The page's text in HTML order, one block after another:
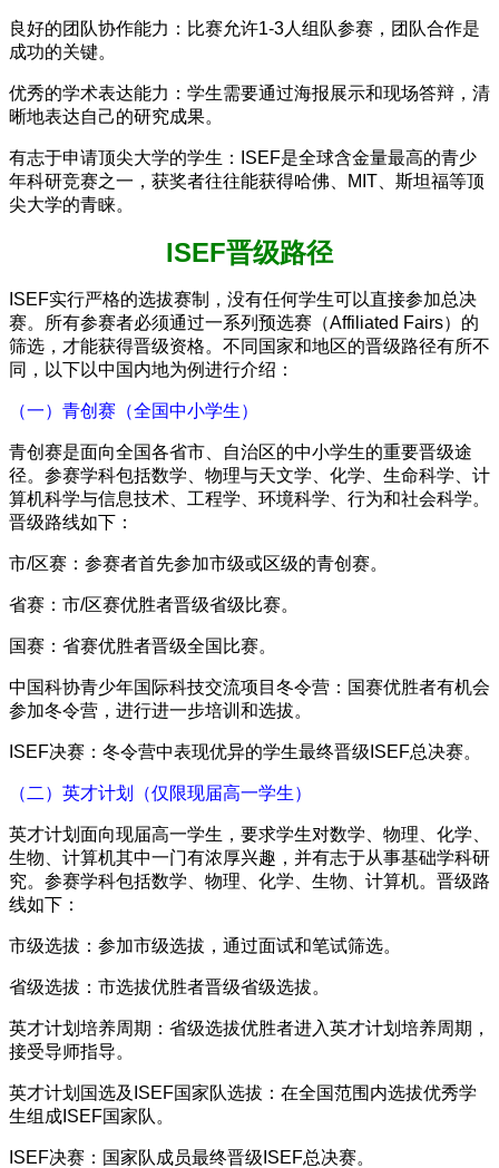
良好的团队协作能力：比赛允许1-3人组队参赛，团队合作是
成功的关键。
优秀的学术表达能力：学生需要通过海报展示和现场答辩，清
晰地表达自己的研究成果。
有志于申请顶尖大学的学生：ISEF是全球含金量最高的青少
年科研竞赛之一，获奖者往往能获得哈佛、MIT、斯坦福等顶
尖大学的青睐。
ISEF晋级路径
ISEF实行严格的选拔赛制，没有任何学生可以直接参加总决
赛。所有参赛者必须通过一系列预选赛（Affiliated Fairs）的
筛选，才能获得晋级资格。不同国家和地区的晋级路径有所不
同，以下以中国内地为例进行介绍：
（一）青创赛（全国中小学生）
青创赛是面向全国各省市、自治区的中小学生的重要晋级途
径。参赛学科包括数学、物理与天文学、化学、生命科学、计
算机科学与信息技术、工程学、环境科学、行为和社会科学。
晋级路线如下：
市/区赛：参赛者首先参加市级或区级的青创赛。
省赛：市/区赛优胜者晋级省级比赛。
国赛：省赛优胜者晋级全国比赛。
中国科协青少年国际科技交流项目冬令营：国赛优胜者有机会
参加冬令营，进行进一步培训和选拔。
ISEF决赛：冬令营中表现优异的学生最终晋级ISEF总决赛。
（二）英才计划（仅限现届高一学生）
英才计划面向现届高一学生，要求学生对数学、物理、化学、
生物、计算机其中一门有浓厚兴趣，并有志于从事基础学科研
究。参赛学科包括数学、物理、化学、生物、计算机。晋级路
线如下：
市级选拔：参加市级选拔，通过面试和笔试筛选。
省级选拔：市选拔优胜者晋级省级选拔。
英才计划培养周期：省级选拔优胜者进入英才计划培养周期，
接受导师指导。
英才计划国选及ISEF国家队选拔：在全国范围内选拔优秀学
生组成ISEF国家队。
ISEF决赛：国家队成员最终晋级ISEF总决赛。